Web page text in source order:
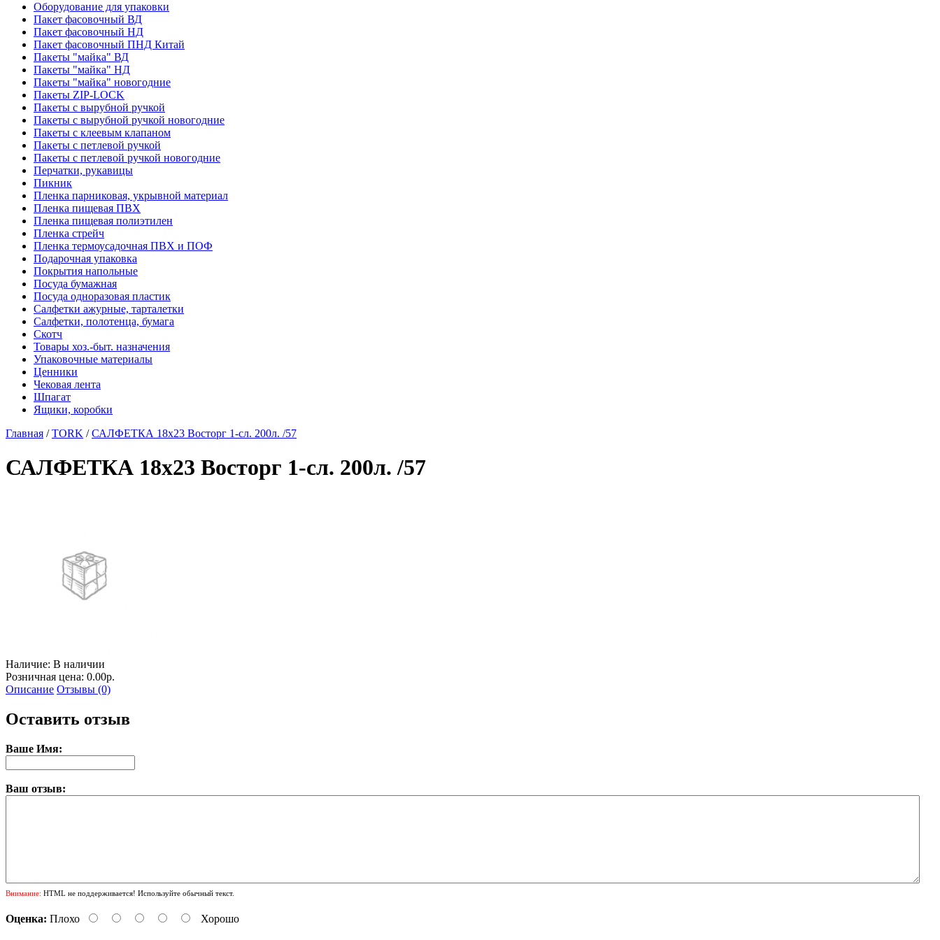
Оборудование для упаковки
Пакет фасовочный ВД
Пакет фасовочный НД
Пакет фасовочный ПНД Китай
Пакеты "майка" ВД
Пакеты "майка" НД
Пакеты "майка" новогодние
Пакеты ZIP-LOCK
Пакеты с вырубной ручкой
Пакеты с вырубной ручкой новогодние
Пакеты с клеевым клапаном
Пакеты с петлевой ручкой
Пакеты с петлевой ручкой новогодние
Перчатки, рукавицы
Пикник
Пленка парниковая, укрывной материал
Пленка пищевая ПВХ
Пленка пищевая полиэтилен
Пленка стрейч
Пленка термоусадочная ПВХ и ПОФ
Подарочная упаковка
Покрытия напольные
Посуда бумажная
Посуда одноразовая пластик
Салфетки ажурные, тарталетки
Салфетки, полотенца, бумага
Скотч
Товары хоз.-быт. назначения
Упаковочные материалы
Ценники
Чековая лента
Шпагат
Ящики, коробки
Главная /TORK /САЛФЕТКА 18х23 Восторг 1-сл. 200л. /57
САЛФЕТКА 18х23 Восторг 1-сл. 200л. /57
Наличие: В наличии
Розничная цена: 0.00р.
Описание Отзывы (0)
Оставить отзыв
Ваше Имя:
Ваш отзыв:
Внимание: HTML не поддерживается! Используйте обычный текст.
Оценка: Плохо Хорошо